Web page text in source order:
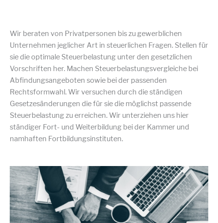
Wir beraten von Privatpersonen bis zu gewerblichen
Unternehmen jeglicher Art in steuerlichen Fragen. Stellen für
sie die optimale Steuerbelastung unter den gesetzlichen
Vorschriften her. Machen Steuerbelastungsvergleiche bei
Abfindungsangeboten sowie bei der passenden
Rechtsformwahl. Wir versuchen durch die ständigen
Gesetzesänderungen die für sie die möglichst passende
Steuerbelastung zu erreichen. Wir unterziehen uns hier
ständiger Fort- und Weiterbildung bei der Kammer und
namhaften Fortbildungsinstituten.